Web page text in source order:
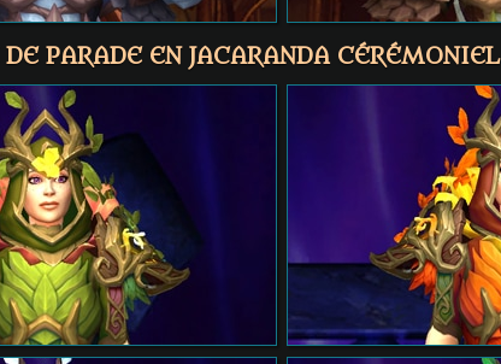
PARADE EN JACARANDA CÉRÉMONIEL